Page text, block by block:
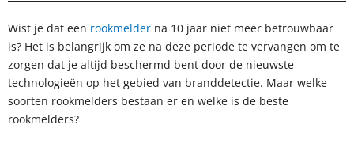
Wist je dat een rookmelder na 10 jaar niet meer betrouwbaar
is? Het is belangrijk om ze na deze periode te vervangen om te
zorgen dat je altijd beschermd bent door de nieuwste
technologieën op het gebied van branddetectie. Maar welke
soorten rookmelders bestaan er en welke is de beste
rookmelders?